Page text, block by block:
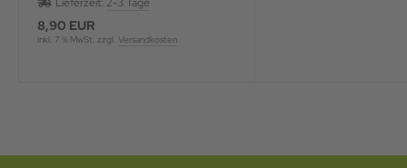
8,90 EUR
inkl. 7 % MwSt. zzgl. Versandkosten